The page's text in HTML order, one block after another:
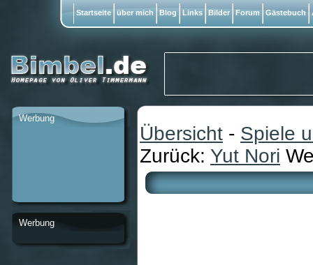
Übersicht - Spiele
Zurück: Yut Nori
Werbung
Werbung
Startseite über mich Blog Links Bilder Forum Gästebuch